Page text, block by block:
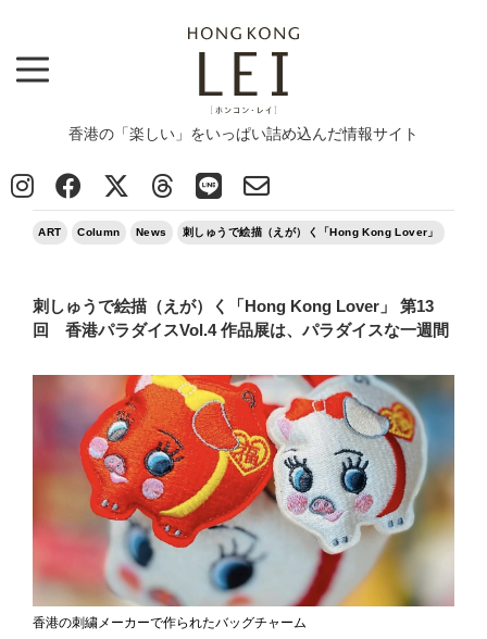
香港の「楽しい」をいっぱい詰め込んだ情報サイト
ART
>
2026/02/25
ART Column News 刺しゅうで絵描（えが）く「Hong Kong Lover」
刺しゅうで絵描（えが）く「Hong Kong Lover」 第13
回 香港パラダイスVol.4 作品展は、パラダイスな一週間
香港の刺繍メーカーで作られたバッグチャーム